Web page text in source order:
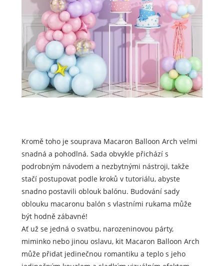
Kromě toho je souprava Macaron Balloon Arch velmi
snadná a pohodlná. Sada obvykle přichází s
podrobným návodem a nezbytnými nástroji, takže
stačí postupovat podle kroků v tutoriálu, abyste
snadno postavili oblouk balónu. Budování sady
oblouku macaronu balón s vlastními rukama může
být hodně zábavné!
Ať už se jedná o svatbu, narozeninovou párty,
miminko nebo jinou oslavu, kit Macaron Balloon Arch
může přidat jedinečnou romantiku a teplo s jeho